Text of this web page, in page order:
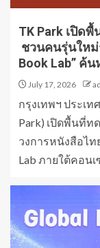
TK Park เปิด
ชวนคนรุ่นใหม่
Book Lab” ค้
July 17, 2026
กรุงเทพฯ ประเ
Park) เปิดพื้นที่
วงการหนังสือไท
Lab ภายใต้คอนเ